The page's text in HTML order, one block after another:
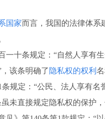
国家而言，我国的法律体系
条规定：“自然人享有生
该条明确了 隐私权的权利 名
定：“公民、法人享有名
未直接规定隐私权的保护